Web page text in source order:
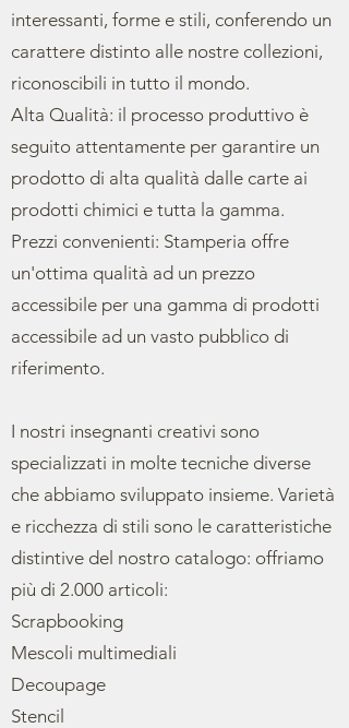
interessanti, forme e stili, conferendo un
carattere distinto alle nostre collezioni,
riconoscibili in tutto il mondo.
Alta Qualità: il processo produttivo è
seguito attentamente per garantire un
prodotto di alta qualità dalle carte ai
prodotti chimici e tutta la gamma.
Prezzi convenienti: Stamperia offre
un'ottima qualità ad un prezzo
accessibile per una gamma di prodotti
accessibile ad un vasto pubblico di
riferimento.
I nostri insegnanti creativi sono
specializzati in molte tecniche diverse
che abbiamo sviluppato insieme. Varietà
e ricchezza di stili sono le caratteristiche
distintive del nostro catalogo: offriamo
più di 2.000 articoli:
Scrapbooking
Mescoli multimediali
Decoupage
Stencil